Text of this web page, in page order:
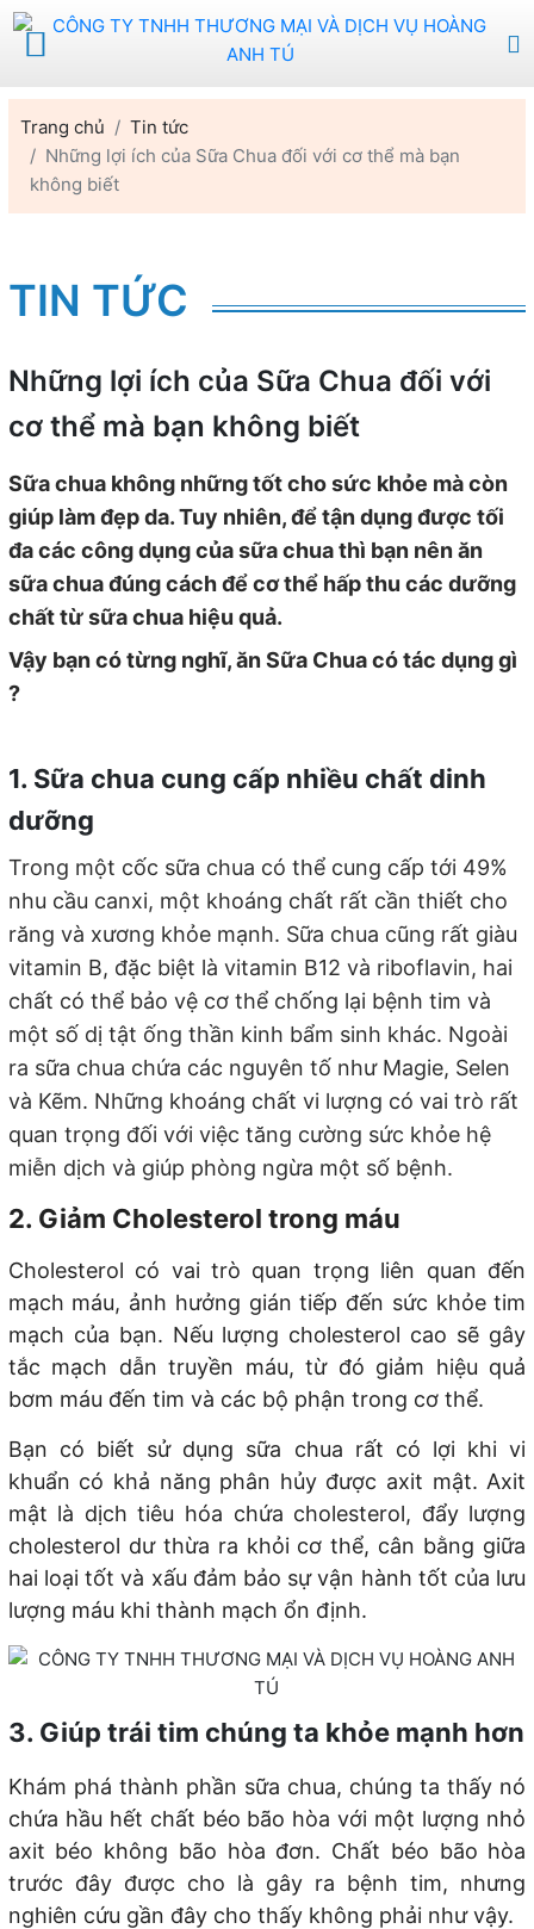
Trang chủ
Tin tức
Những lợi ích của Sữa Chua đối với cơ thể mà bạn
không biết
TIN TỨC
Những lợi ích của Sữa Chua đối với
cơ thể mà bạn không biết
Sữa chua không những tốt cho sức khỏe mà còn
giúp làm đẹp da. Tuy nhiên, để tận dụng được tối
đa các công dụng của sữa chua thì bạn nên ăn
sữa chua đúng cách để cơ thể hấp thu các dưỡng
chất từ sữa chua hiệu quả.
Vậy bạn có từng nghĩ, ăn Sữa Chua có tác dụng gì
?
1. Sữa chua cung cấp nhiều chất dinh
dưỡng
Trong một cốc sữa chua có thể cung cấp tới 49%
nhu cầu canxi, một khoáng chất rất cần thiết cho
răng và xương khỏe mạnh. Sữa chua cũng rất giàu
vitamin B, đặc biệt là vitamin B12 và riboflavin, hai
chất có thể bảo vệ cơ thể chống lại bệnh tim và
một số dị tật ống thần kinh bẩm sinh khác. Ngoài
ra sữa chua chứa các nguyên tố như Magie, Selen
và Kẽm. Những khoáng chất vi lượng có vai trò rất
quan trọng đối với việc tăng cường sức khỏe hệ
miễn dịch và giúp phòng ngừa một số bệnh.
2. Giảm Cholesterol trong máu
Cholesterol có vai trò quan trọng liên quan đến
mạch máu, ảnh hưởng gián tiếp đến sức khỏe tim
mạch của bạn. Nếu lượng cholesterol cao sẽ gây
tắc mạch dẫn truyền máu, từ đó giảm hiệu quả
bơm máu đến tim và các bộ phận trong cơ thể.
Bạn có biết sử dụng sữa chua rất có lợi khi vi
khuẩn có khả năng phân hủy được axit mật. Axit
mật là dịch tiêu hóa chứa cholesterol, đẩy lượng
cholesterol dư thừa ra khỏi cơ thể, cân bằng giữa
hai loại tốt và xấu đảm bảo sự vận hành tốt của lưu
lượng máu khi thành mạch ổn định.
3. Giúp trái tim chúng ta khỏe mạnh hơn
Khám phá thành phần sữa chua, chúng ta thấy nó
chứa hầu hết chất béo bão hòa với một lượng nhỏ
axit béo không bão hòa đơn. Chất béo bão hòa
trước đây được cho là gây ra bệnh tim, nhưng
nghiên cứu gần đây cho thấy không phải như vậy.